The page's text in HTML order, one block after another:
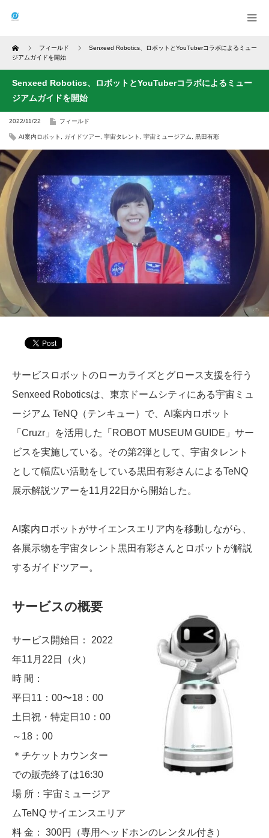
Home フィールド
Senxeed Robotics、ロボットとYouTuberコラボによるミュー
ジアムガイドを開始
Senxeed Robotics、ロボットとYouTuberコラボによるミュー
ジアムガイドを開始
2022/11/22 フィールド
AI案内ロボット ガイドツアー 宇宙タレント 宇宙ミュージアム 黒田有彩
サービスロボットのローカライズとグロース支援を行う
Senxeed Roboticsは、東京ドームシティにある宇宙ミュ
ージアム TeNQ（テンキュー）で、AI案内ロボット
「Cruzr」を活用した「ROBOT MUSEUM GUIDE」サー
ビスを実施している。その第2弾として、宇宙タレント
として幅広い活動をしている黒田有彩さんによるTeNQ
展示解説ツアーを11月22日から開始した。
AI案内ロボットがサイエンスエリア内を移動しながら、
各展⽰物を宇宙タレント黒田有彩さんとロボットが解説
するガイドツアー。
サービスの概要
サービス開始⽇： 2022
年11⽉22⽇（火）
時 間：
平日11：00〜18：00
土日祝・特定日10：00
～18：00
＊チケットカウンター
での販売終了は16:30
場 所：宇宙ミュージア
ムTeNQ サイエンスエリア
料 ⾦： 300円（専⽤ヘッドホンのレンタル付き）